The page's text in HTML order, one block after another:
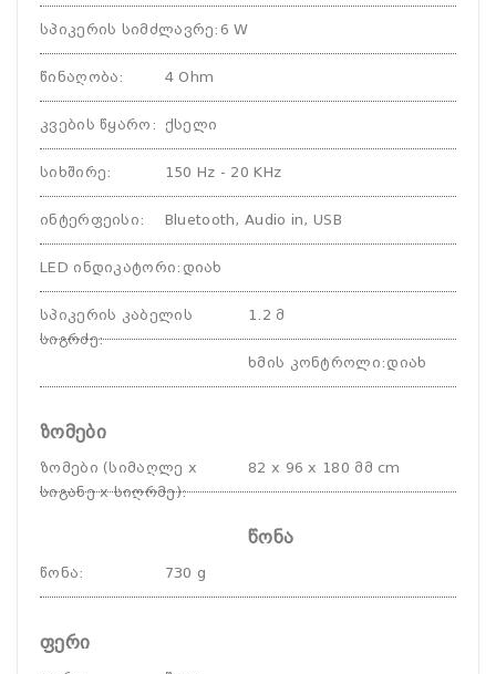
სპიკერის სიმძლავრე: 6 W
წინაღობა: 4 Ohm
კვების წყარო : ქსელი
სიხშირე: 150 Hz - 20 KHz
ინტერფეისი: Bluetooth, Audio in, USB
LED ინდიკატორი: დიახ
სპიკერის კაბელის
სიგრძე:
1.2 მ
ხმის კონტროლი: დიახ
ზომები
ზომები (სიმაღლე x
სიგანე x სიღრმე):
82 x 96 x 180 მმ cm
წონა
წონა: 730 g
ფერი